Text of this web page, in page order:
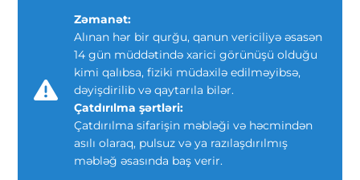
Zəmanət:
Alınan hər bir qurğu, qanun vericiliyə əsasən
14 gün müddətində xarici görünüşü olduğu
kimi qalıbsa, fiziki müdaxilə edilməyibsə,
dəyişdirilib və qaytarıla bilər.
Çatdırılma şərtləri:
Çatdırılma sifarişin məbləği və həcmindən
asılı olaraq, pulsuz və ya razılaşdırılmış
məbləğ əsasında baş verir.